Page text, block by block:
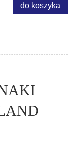
do koszyka